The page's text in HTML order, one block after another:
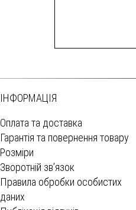
ІНФОРМАЦІЯ
Оплата та доставка
Гарантія та повернення товару
Розміри
Зворотній зв’язок
Правила обробки особистих
даних